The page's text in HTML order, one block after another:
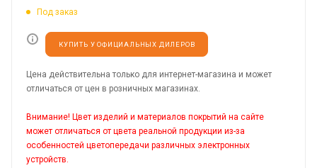
Под заказ
КУПИТЬ У ОФИЦИАЛЬНЫХ ДИЛЕРОВ
Цена действительна только для интернет-магазина и может
отличаться от цен в розничных магазинах.
Внимание! Цвет изделий и материалов покрытий на сайте
может отличаться от цвета реальной продукции из-за
особенностей цветопередачи различных электронных
устройств.